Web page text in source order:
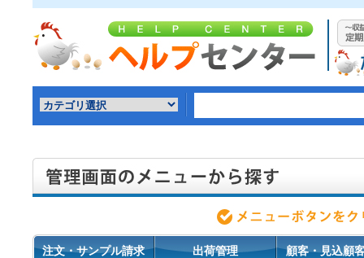
注文・サンプル請求 出荷管理 顧客・見込顧